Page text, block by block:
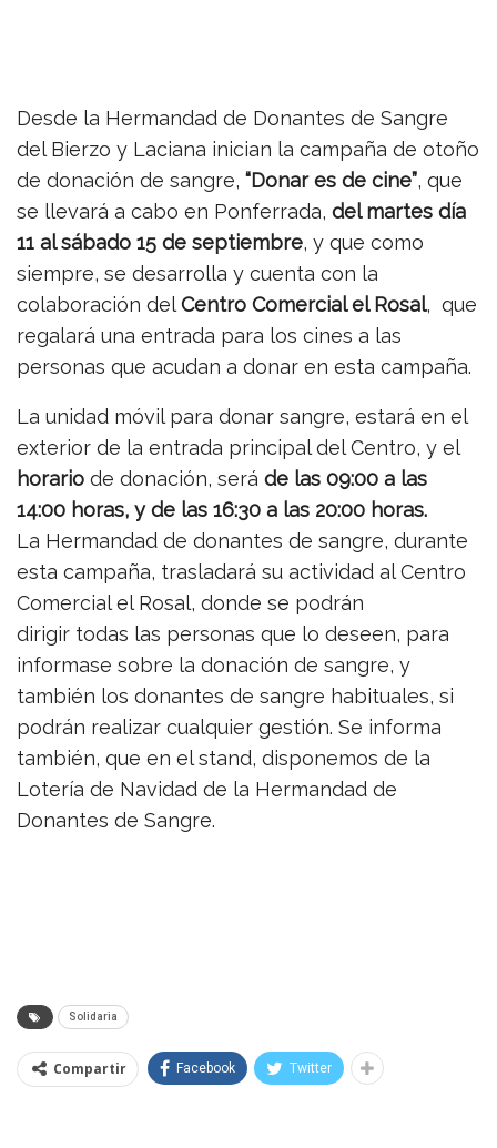
Desde la Hermandad de Donantes de Sangre
del Bierzo y Laciana inician la campaña de otoño
de donación de sangre, “Donar es de cine”, que
se llevará a cabo en Ponferrada, del martes día
11 al sábado 15 de septiembre, y que como
siempre, se desarrolla y cuenta con la
colaboración delCentro Comercial el Rosal, que
regalará una entrada para los cines a las
personas que acudan a donar en esta campaña.
La unidad móvil para donar sangre, estará en el
exterior de la entrada principal del Centro, y el
horario de donación, será de las 09:00 a las
14:00 horas, y de las 16:30 a las 20:00 horas.
La Hermandad de donantes de sangre, durante
esta campaña, trasladará su actividad al Centro
Comercial el Rosal, donde se podrán
dirigir todas las personas que lo deseen, para
informase sobre la donación de sangre, y
también los donantes de sangre habituales, si
podrán realizar cualquier gestión. Se informa
también, que en el stand, disponemos de la
Lotería de Navidad de la Hermandad de
Donantes de Sangre.
Solidaria
Compartir Facebook Twitter